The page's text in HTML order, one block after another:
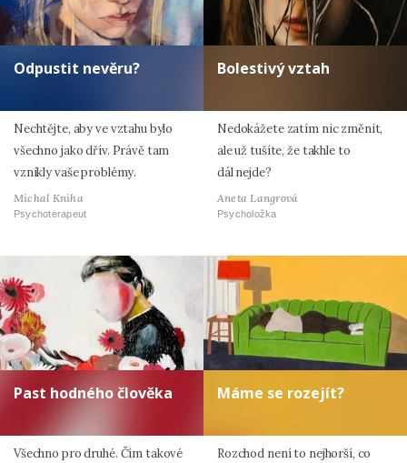
Odpustit nevěru?
Nechtějte, aby ve vztahu bylo
všechno jako dřív. Právě tam
vznikly vaše problémy.
Michal Kniha
Psychoterapeut
Bolestivý vztah
Nedokážete zatím nic změnit,
ale už tušíte, že takhle to
dál nejde?
Aneta Langrová
Psycholožka
Past hodného člověka
Všechno pro druhé. Čím takové
Máme se rozejít?
Rozchod není to nejhorší, co